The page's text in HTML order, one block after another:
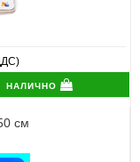
налично
см